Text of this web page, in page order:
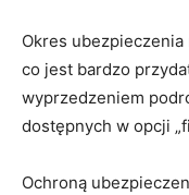
Okres
co jest bardzo
wyprzedzeniem
dostępnych w opcji
Ochroną